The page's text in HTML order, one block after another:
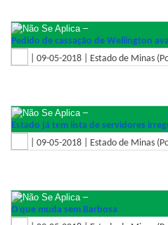
–
Pedido de cassação de Wellington
| 09-05-2018 | Estado de Minas
–
Estado já tem lista de servidores
| 09-05-2018 | Estado de Minas
–
O que muda sem Barbosa